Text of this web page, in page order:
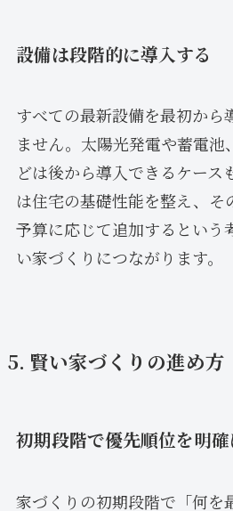
設備は段階的に導入する
すべての最新設備を最初から
ません。太陽光発電や蓄電池
どは後から導入できるケース
は住宅の基礎性能を整え、そ
予算に応じて追加するという
い家づくりにつながります。
5. 賢い家づくりの進め方
初期段階で優先順位を明確
家づくりの初期段階で「何を